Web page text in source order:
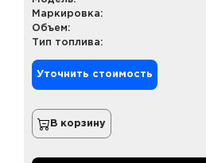
Маркировка:
Объем:
Тип топлива:
Уточнить стоимость
В корзину